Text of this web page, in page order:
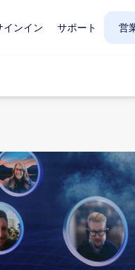
インイン サポート 営
呼んでいるもの — Zoom
ミーティ
ルーム